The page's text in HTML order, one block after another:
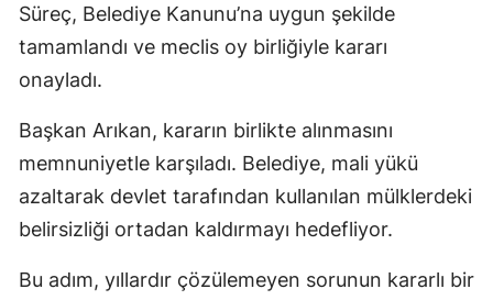
Süreç, Belediye Kanunu’na uygun şekilde
tamamlandı ve meclis oy birliğiyle kararı
onayladı.
Başkan Arıkan, kararın birlikte alınmasını
memnuniyetle karşıladı. Belediye, mali yükü
azaltarak devlet tarafından kullanılan mülklerdeki
belirsizliği ortadan kaldırmayı hedefliyor.
Bu adım, yıllardır çözülemeyen sorunun kararlı bir